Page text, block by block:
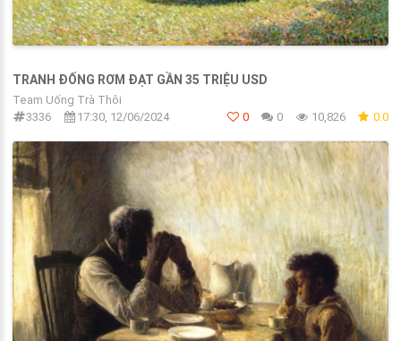
TRANH ĐỐNG RƠM ĐẠT GẦN 35 TRIỆU USD
Team Uống Trà Thôi
3336
17:30, 12/06/2024 0 0 10,826 0.0